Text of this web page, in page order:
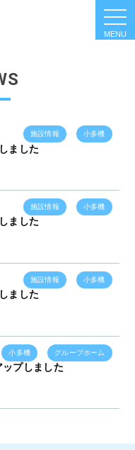
ました
施設情報 小多機
ました
施設情報 小多機
ました
施設情報 小多機
ップしました
小多機 グループホーム